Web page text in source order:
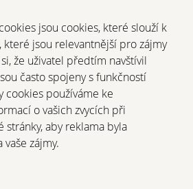
jsou cookies, které slouží k
jsou relevantnější pro zájmy
že uživatel předtím navštívil
často spojeny s funkčností
cookies používáme ke
o vašich zvycích při
stránky, aby reklama byla
zájmy.